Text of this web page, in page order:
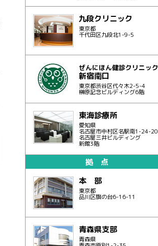
九段クリニック
東京都
千代田区九段北1-9-5
ぜんにほん健診クリニック
新宿南口
東京都渋谷区代々木2-5-4
榊原記念ビルディング6階
東海診療所
愛知県
名古屋市中村区名駅南1-24-20
名古屋三井ビルディング
新館3階
拠 点
本 部
東京都
品川区旗の台6-16-11
青森県支部
青森県